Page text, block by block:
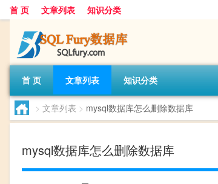
首 页 文章列表 知识分类
首 页 文章列表 知识分类
> 文章列表 > mysql数据库怎么删除数据库
mysql数据库怎么删除数据库